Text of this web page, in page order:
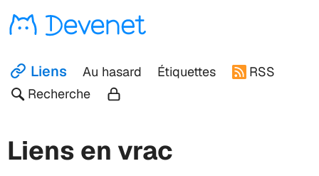
Liens Au hasard Étiquettes
RSS
Recherche
Liens en vrac